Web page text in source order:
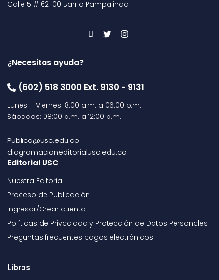
Calle 5 # 62-00 Barrio Pampalinda
¿Necesitas ayuda?
(602) 518 3000 Ext. 9130 - 9131
Lunes – Viernes: 8:00 a.m. a 06:00 p.m.
Sábados: 08:00 a.m. a 12:00 p.m.
Publica@usc.edu.co
diagramacioneditorialusc.edu.co
Editorial USC
Nuestra Editorial
Proceso de Publicación
Ingresar/Crear cuenta
Políticas de Privacidad y Protección de Datos Personales
Preguntas frecuentes pagos electrónicos
Libros